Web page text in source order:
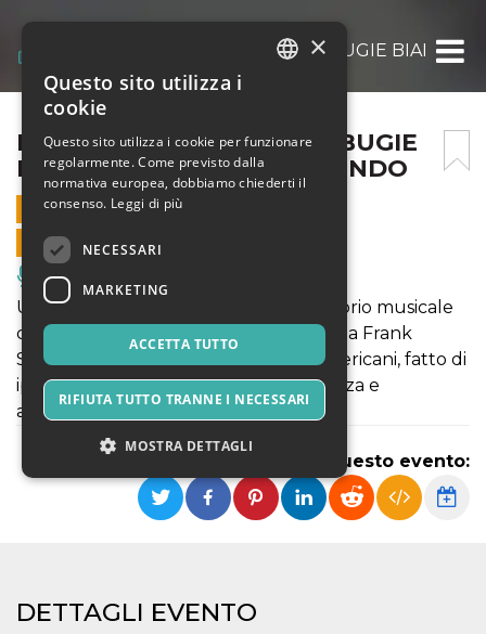
NE*RI SENZA MEMORIA – BUGIE BIANCHE
NE*RI SENZA MEMORIA – BUGIE
BIANCHE CAPITOLO SECONDO
12 MAGGIO 2023 - 21:00
VENDITE ONLINE TERMINATE
Musica, Eventi Live, Club
Un racconto-concerto, con un repertorio musicale
che va dai canti di emigrazione italiana a Frank
Sinatra, sul rapporto fra italo e afroamericani, fatto di
ipocrisie e sostegno reciproco, diffidenza e
attrazione.
Condividi questo evento:
DETTAGLI EVENTO
×
Questo sito utilizza i
cookie
Questo sito utilizza i cookie per funzionare
regolarmente. Come previsto dalla
normativa europea, dobbiamo chiederti il
consenso. Leggi di più
NECESSARI
MARKETING
ACCETTA TUTTO
RIFIUTA TUTTO TRANNE I NECESSARI
MOSTRA DETTAGLI
Necessari Marketing
senza.